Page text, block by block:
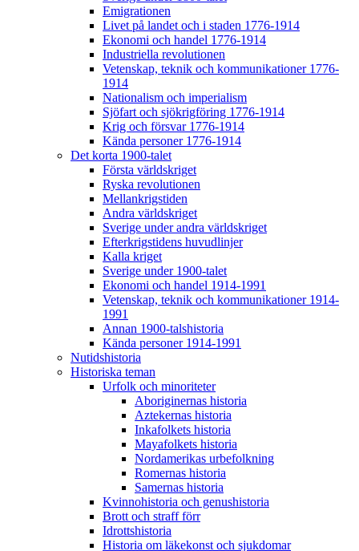
Emigrationen
Livet på landet och i staden 1776-1914
Ekonomi och handel 1776-1914
Industriella revolutionen
Vetenskap, teknik och kommunikationer 1776-
1914
Nationalism och imperialism
Sjöfart och sjökrigföring 1776-1914
Krig och försvar 1776-1914
Kända personer 1776-1914
Det korta 1900-talet
Första världskriget
Ryska revolutionen
Mellankrigstiden
Andra världskriget
Sverige under andra världskriget
Efterkrigstidens huvudlinjer
Kalla kriget
Sverige under 1900-talet
Ekonomi och handel 1914-1991
Vetenskap, teknik och kommunikationer 1914-
1991
Annan 1900-talshistoria
Kända personer 1914-1991
Nutidshistoria
Historiska teman
Urfolk och minoriteter
Aboriginernas historia
Aztekernas historia
Inkafolkets historia
Mayafolkets historia
Nordamerikas urbefolkning
Romernas historia
Samernas historia
Kvinnohistoria och genushistoria
Brott och straff förr
Idrottshistoria
Historia om läkekonst och sjukdomar